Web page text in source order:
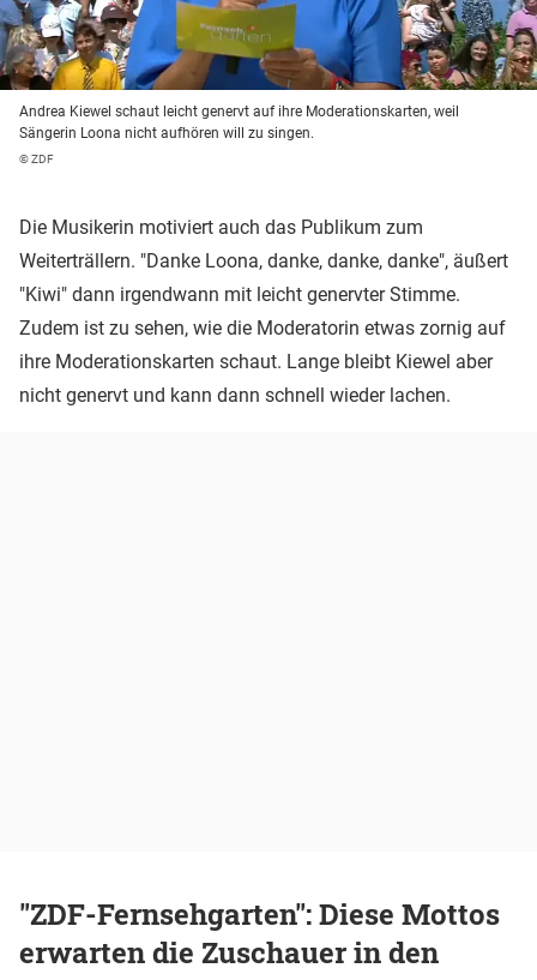
Andrea Kiewel schaut leicht genervt auf ihre Moderationskarten, weil
Sängerin Loona nicht aufhören will zu singen.
© ZDF
Die Musikerin motiviert auch das Publikum zum
Weiterträllern. "Danke Loona, danke, danke, danke", äußert
"Kiwi" dann irgendwann mit leicht genervter Stimme.
Zudem ist zu sehen, wie die Moderatorin etwas zornig auf
ihre Moderationskarten schaut. Lange bleibt Kiewel aber
nicht genervt und kann dann schnell wieder lachen.
"ZDF-Fernsehgarten": Diese Mottos
erwarten die Zuschauer in den